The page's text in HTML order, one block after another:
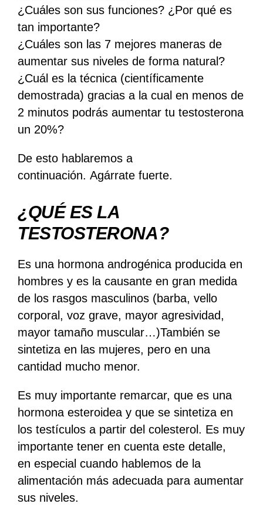
¿Cuáles son sus funciones? ¿Por qué es
tan importante?
¿Cuáles son las 7 mejores maneras de
aumentar sus niveles de forma natural?
¿Cuál es la técnica (científicamente
demostrada) gracias a la cual en menos de
2 minutos podrás aumentar tu testosterona
un 20%?
De esto hablaremos a
continuación. Agárrate fuerte.
¿QUÉ ES LA
TESTOSTERONA?
Es una hormona androgénica producida en
hombres y es la causante en gran medida
de los rasgos masculinos (barba, vello
corporal, voz grave, mayor agresividad,
mayor tamaño muscular…)También se
sintetiza en las mujeres, pero en una
cantidad mucho menor.
Es muy importante remarcar, que es una
hormona esteroidea y que se sintetiza en
los testículos a partir del colesterol. Es muy
importante tener en cuenta este detalle,
en especial cuando hablemos de la
alimentación más adecuada para aumentar
sus niveles.